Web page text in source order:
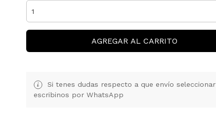
AGREGAR AL CARRITO
Si tenes dudas respecto a que envío seleccionar
escribinos por WhatsApp